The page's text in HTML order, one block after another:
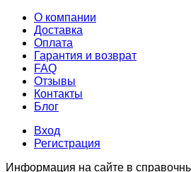
О компании
Доставка
Оплата
Гарантия и возврат
FAQ
Отзывы
Контакты
Блог
Вход
Регистрация
Информация на сайте в